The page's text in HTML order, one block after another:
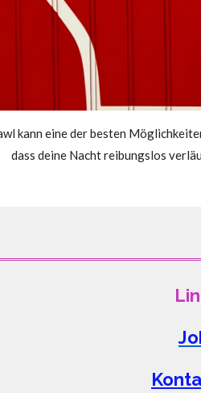
kann eine der besten
dass deine Nacht reibungslos